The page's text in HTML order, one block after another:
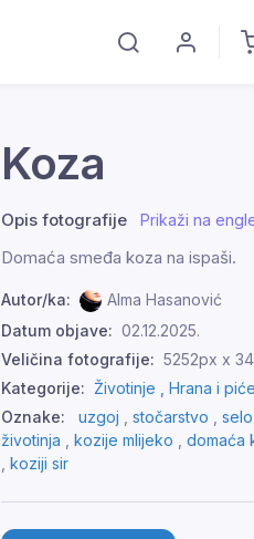
Koza
Opis fotografije Prikaži na
Domaća smeđa koza na ispaši.
Autor/ka:
Alma Hasanović
Datum objave: 02.12.2025.
Veličina fotografije: 5252px x
Kategorije: Životinje , Hrana i piće
Oznake:
uzgoj , stočarstvo , selo
životinja , kozije mlijeko , domaća
, koziji sir